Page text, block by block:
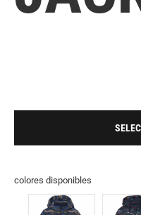
colores disponibles